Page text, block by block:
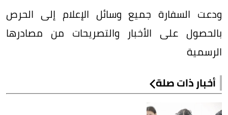
ودعت السفارة جميع وسائل الإعلام إلى الحرص
بالحصول على الأخبار والتصريحات من مصادرها
الرسمية
أخبار ذات صلة